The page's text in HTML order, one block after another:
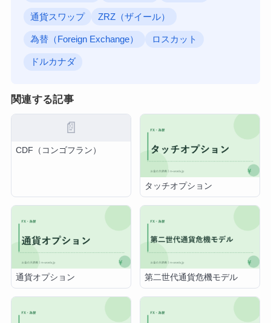
通貨スワップ ZRZ（ザイール）
為替（Foreign Exchange） ロスカット
ドルカナダ
関連する記事
📄
CDF（コンゴフラン）
タッチオプション
通貨オプション 第二世代通貨危機モデル